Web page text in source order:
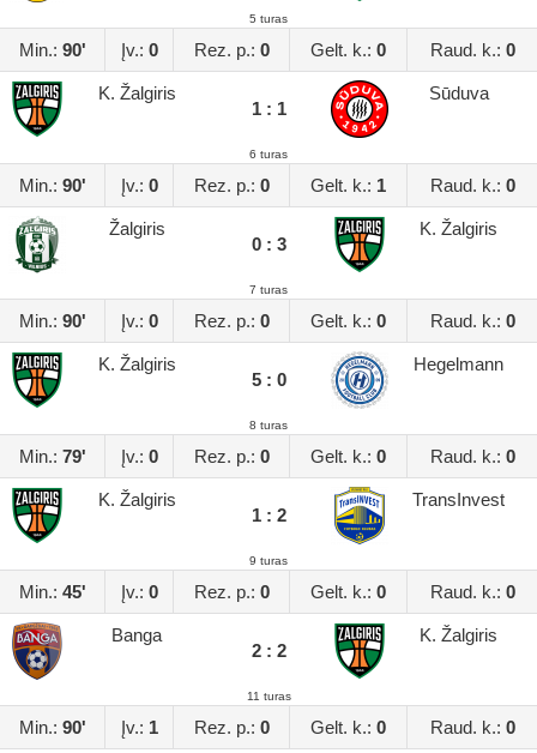
5 turas
Min.: 90' Įv.: 0 Rez. p.: 0 Gelt. k.: 0 Raud. k.: 0
K. Žalgiris
1 : 1
Sūduva
6 turas
Min.: 90' Įv.: 0 Rez. p.: 0 Gelt. k.: 1 Raud. k.: 0
Žalgiris
0 : 3
K. Žalgiris
7 turas
Min.: 90' Įv.: 0 Rez. p.: 0 Gelt. k.: 0 Raud. k.: 0
K. Žalgiris
5 : 0
Hegelmann
8 turas
Min.: 79' Įv.: 0 Rez. p.: 0 Gelt. k.: 0 Raud. k.: 0
K. Žalgiris
1 : 2
TransInvest
9 turas
Min.: 45' Įv.: 0 Rez. p.: 0 Gelt. k.: 0 Raud. k.: 0
Banga
2 : 2
K. Žalgiris
11 turas
Min.: 90' Įv.: 1 Rez. p.: 0 Gelt. k.: 0 Raud. k.: 0